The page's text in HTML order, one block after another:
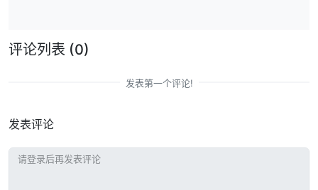
评论列表 (0)
发表第一个评论!
发表评论